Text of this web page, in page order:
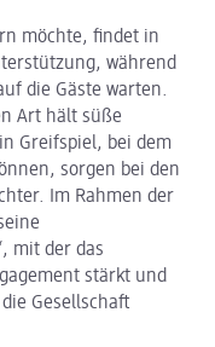
möchte, findet in
während
die Gäste warten.
Art hält süße
Greifspiel, bei dem
sorgen bei den
Im Rahmen der
mit der das
stärkt und
Gesellschaft